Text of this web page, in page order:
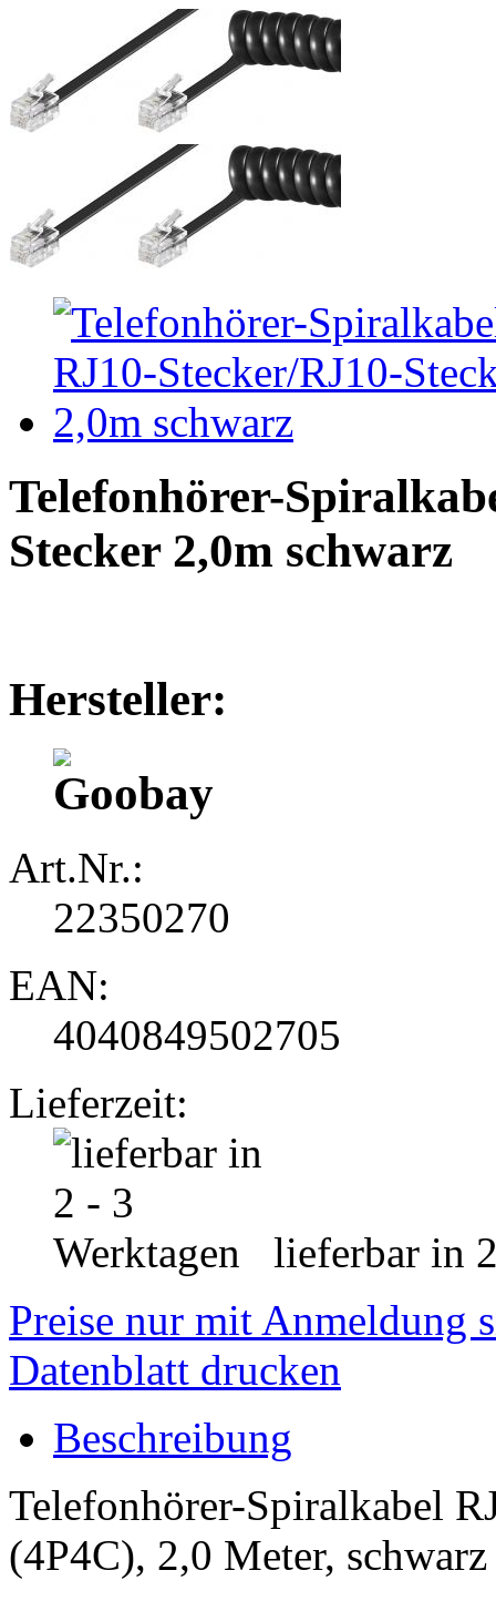
Telefonhörer-
Stecker 2,0m schwarz
Hersteller:
Art.Nr.:
22350270
EAN:
4040849502705
Lieferzeit:
lieferbar in
Preise nur mit Anmeldung
Datenblatt drucken
Beschreibung
Telefonhörer-Spiralkabel
(4P4C), 2,0 Meter, schwarz